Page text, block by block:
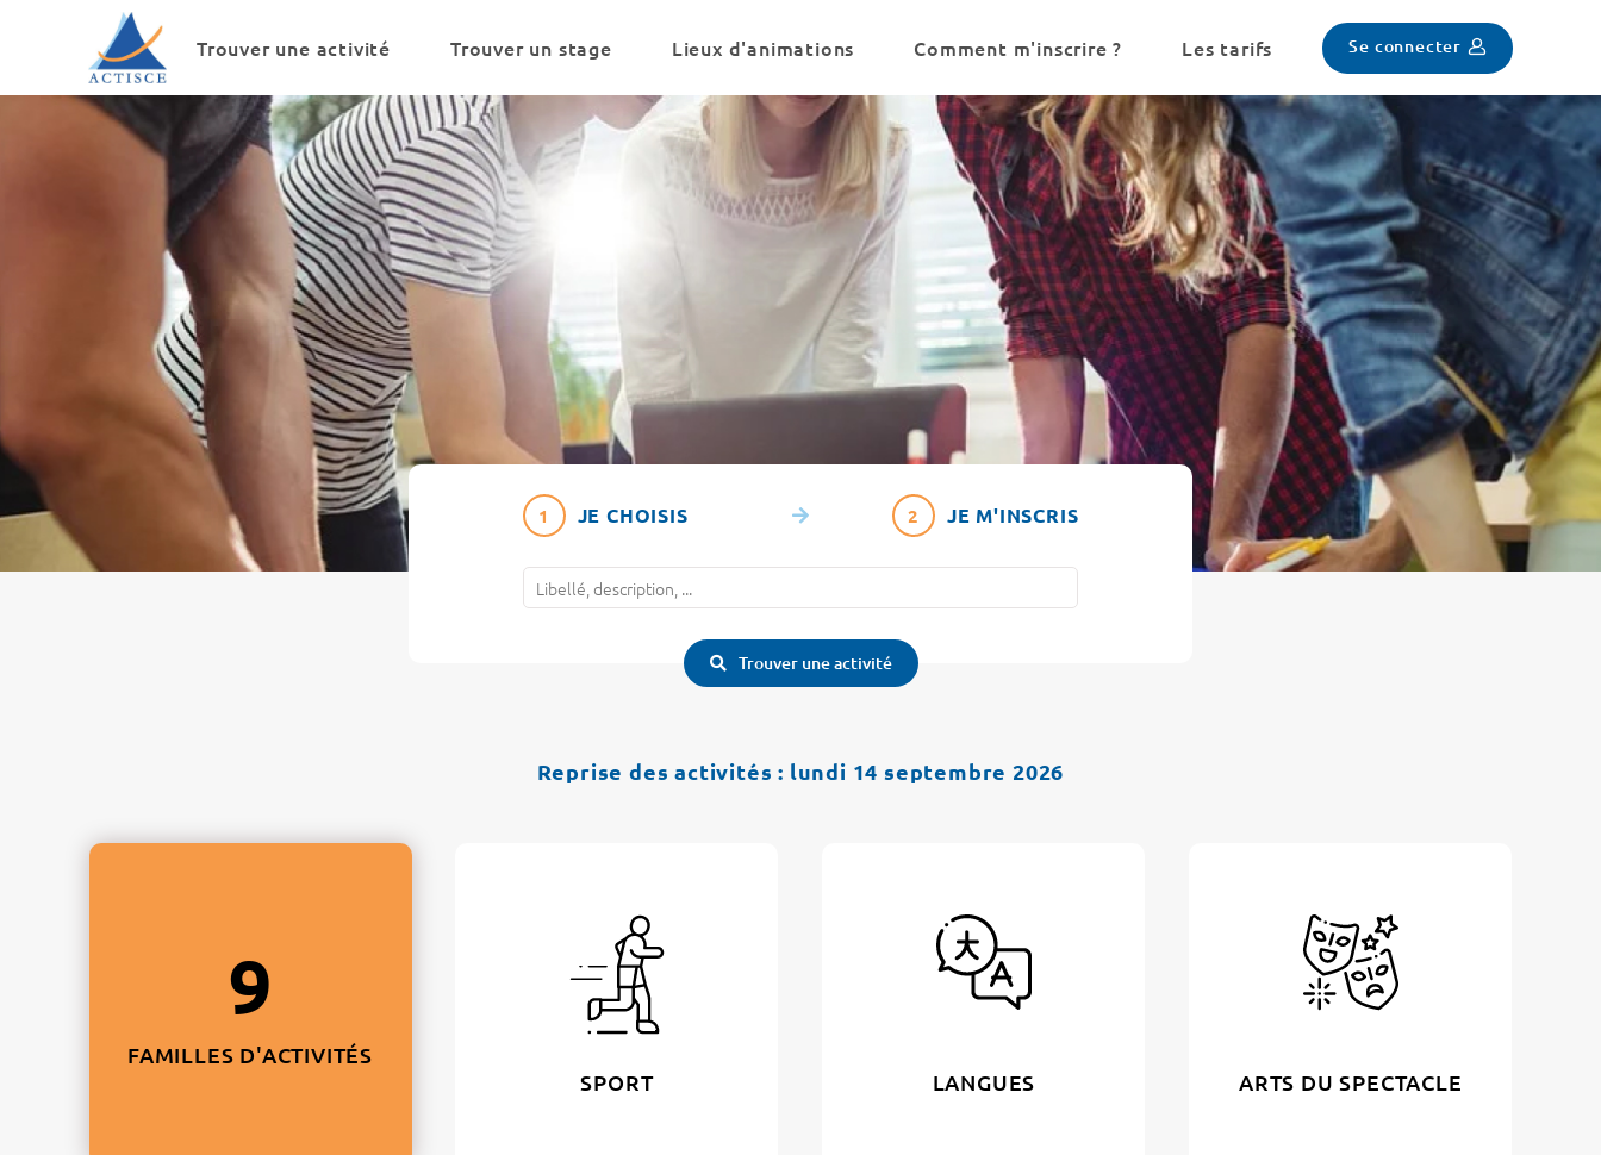
Trouver une activité
Trouver un stage Lieux d'animations Comment m'inscrire ? Les tarifs Se connecter
1 JE CHOISIS 2 JE M'INSCRIS
Mots
clés
Trouver une activité
Reprise des activités : lundi 14 septembre 2026
9
FAMILLES D'ACTIVITÉS
SPORT
LANGUES ARTS DU SPECTACLE